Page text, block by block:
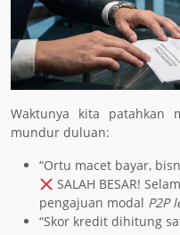
Waktunya kita patahkan
mundur duluan:
“Ortu macet bayar,
SALAH BESAR!
pengajuan modal P2P
“Skor kredit dihitung